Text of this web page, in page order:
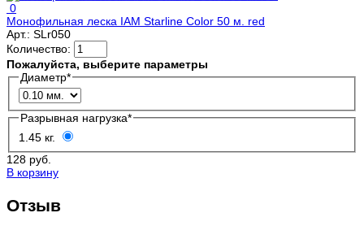
0
Монофильная леска IAM Starline Color 50 м. red
Арт.: SLr050
Количество:
Пожалуйста, выберите параметры
Диаметр*
Разрывная нагрузка*
1.45 кг.
128 руб.
В корзину
Отзыв